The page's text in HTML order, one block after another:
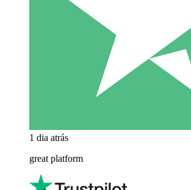
1 dia atrás
great platform